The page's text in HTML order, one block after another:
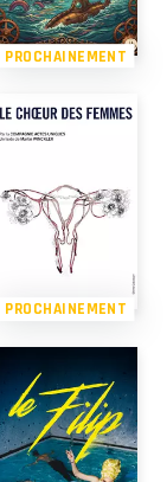
PROCHAINEMENT
PROCHAINEMENT